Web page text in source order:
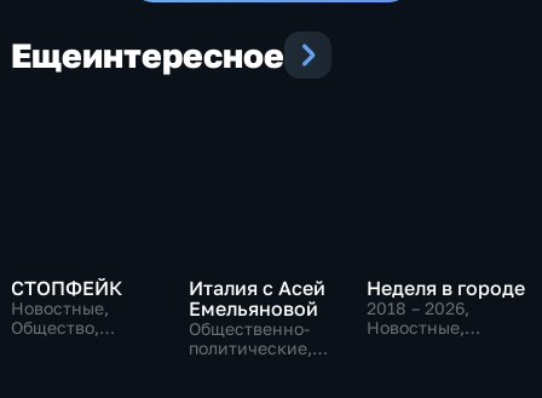
Ещеинтересное
СТОПФЕЙК
Новостные,
Общество,
Италия с Асей
Емельяновой
Общественно-
политические,
Неделя в городе
2018 – 2026,
Новостные,